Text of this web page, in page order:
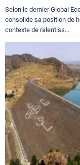
Contact
Selon le dernier Global
consolide sa position de
contexte de ralentiss...